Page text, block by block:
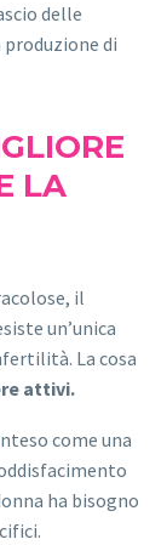
delle
di
LA
il
un’unica
La cosa
attivi.
come una
ha bisogno